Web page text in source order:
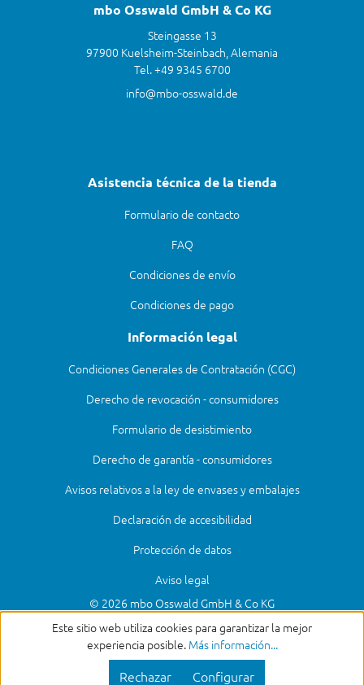
Este sitio web utiliza cookies para garantizar la mejor
experiencia posible. Más información...
Rechazar Configurar
mbo Osswald GmbH & Co KG
Steingasse 13
97900 Kuelsheim-Steinbach, Alemania
Tel. +49 9345 6700
info@mbo-osswald.de
Asistencia técnica de la tienda
Formulario de contacto
FAQ
Condiciones de envío
Condiciones de pago
Información legal
Condiciones Generales de Contratación (CGC)
Derecho de revocación - consumidores
Formulario de desistimiento
Derecho de garantía - consumidores
Avisos relativos a la ley de envases y embalajes
Declaración de accesibilidad
Protección de datos
Aviso legal
© 2026 mbo Osswald GmbH & Co KG